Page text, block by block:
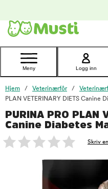
Kontakt
kundeservice
Meny Logg inn
Hjem Veterinærfôr
PLAN VETERINARY DIETS Canine
PURINA PRO PLAN
Canine Diabetes
Skriv
foo